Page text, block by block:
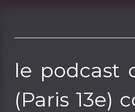
le podcast
(Paris 13e)